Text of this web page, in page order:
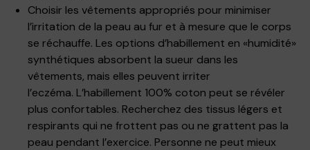
Choisir les vêtements appropriés pour minimiser
l’irritation de la peau au fur et à mesure que le corps
se réchauffe. Les options d’habillement en «humidité»
synthétiques absorbent la sueur dans les
vêtements, mais elles peuvent irriter
l’eczéma. L’habillement 100% coton peut se révéler
plus confortables. Recherchez des tissus légers et
respirants qui ne frottent pas ou ne grattent pas la
peau pendant l’exercice. Personne ne peut mieux